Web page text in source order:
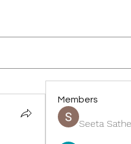
Members
Seeta Sathe